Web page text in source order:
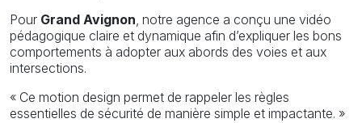
Pour Grand Avignon, notre agence a conçu une vidéo
pédagogique claire et dynamique afin d’expliquer les bons
comportements à adopter aux abords des voies et aux
intersections.
« Ce motion design permet de rappeler les règles
essentielles de sécurité de manière simple et impactante. »